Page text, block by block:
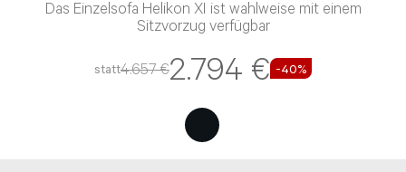
Das Einzelsofa Helikon XI ist wahlweise mit einem
Sitzvorzug verfügbar
statt4.657 €2.794 € -40%